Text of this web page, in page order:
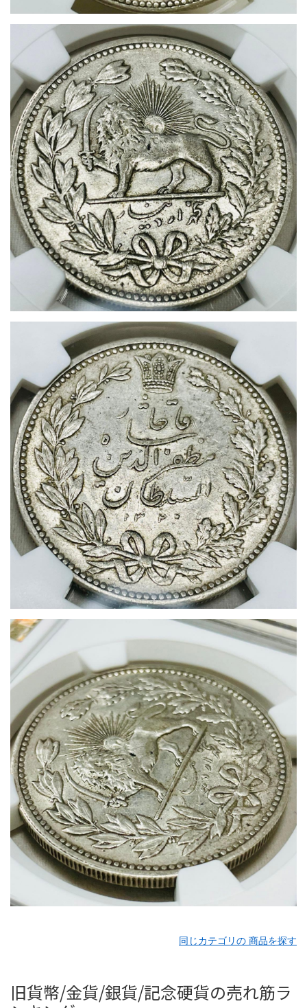
同じカテゴリの 商品を探す
旧貨幣/金貨/銀貨/記念硬貨の売れ筋ラ